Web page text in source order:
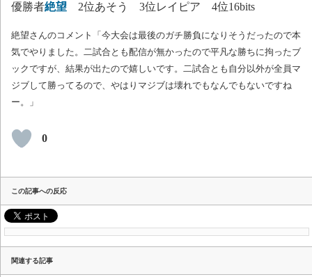
優勝者絶望 2位あそう 3位レイピア 4位16bits
絶望さんのコメント「今大会は最後のガチ勝負になりそうだったので本
気でやりました。二試合とも配信が無かったので平凡な勝ちに拘ったブ
ックですが、結果が出たので嬉しいです。二試合とも自分以外が全員マ
ジブして勝ってるので、やはりマジブは壊れでもなんでもないですね
ー。」
0
この記事への反応
関連する記事